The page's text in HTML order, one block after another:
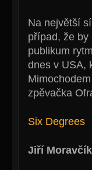
Na největší
případ, že by
publikum
dnes v USA,
zpěvačka
Six Degrees
Jiří Moravčík